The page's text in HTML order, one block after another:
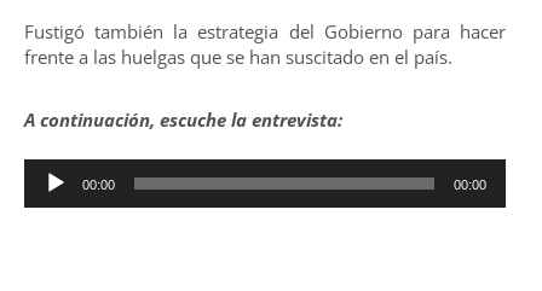
Fustigó también la estrategia del Gobierno para hacer
frente a las huelgas que se han suscitado en el país.
A continuación, escuche la entrevista:
Reproductor
00:00 00:00